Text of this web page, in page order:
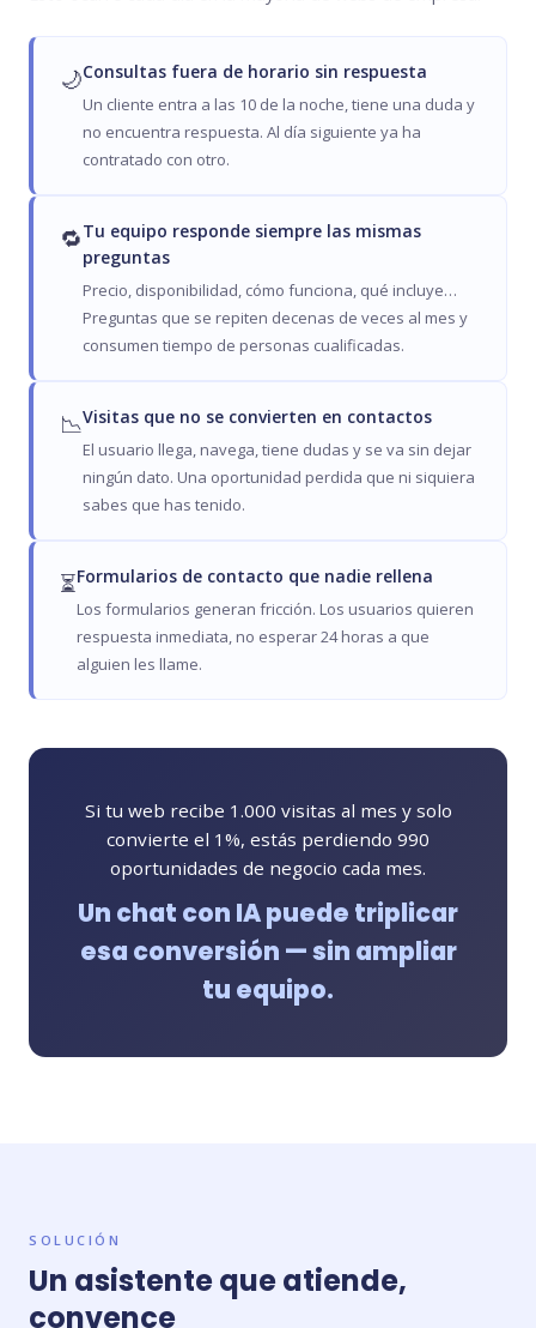
🌙Consultas fuera de horario sin respuesta
Un cliente entra a las 10 de la noche, tiene una duda y
no encuentra respuesta. Al día siguiente ya ha
contratado con otro.
🔁Tu equipo responde siempre las mismas
preguntas
Precio, disponibilidad, cómo funciona, qué incluye…
Preguntas que se repiten decenas de veces al mes y
consumen tiempo de personas cualificadas.
📉Visitas que no se convierten en contactos
El usuario llega, navega, tiene dudas y se va sin dejar
ningún dato. Una oportunidad perdida que ni siquiera
sabes que has tenido.
⏳Formularios de contacto que nadie rellena
Los formularios generan fricción. Los usuarios quieren
respuesta inmediata, no esperar 24 horas a que
alguien les llame.
Si tu web recibe 1.000 visitas al mes y solo
convierte el 1%, estás perdiendo 990
oportunidades de negocio cada mes.
Un chat con IA puede triplicar
esa conversión — sin ampliar
tu equipo.
SOLUCIÓN
Un asistente que atiende,
convence